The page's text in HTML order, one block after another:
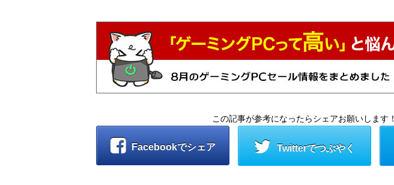
この記事が参考になったらシェアお願いします！
Facebookでシェア Twitterでつぶやく